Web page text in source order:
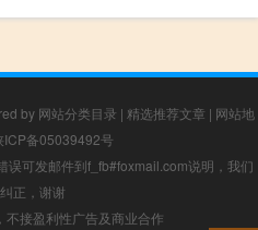
by 网站分类目录 | 精选推荐文章 | 网站地
ICP备05039492号
误可发邮件到f_fb#foxmail.com说明，我们
正，谢谢
接盈利性广告及商业合作